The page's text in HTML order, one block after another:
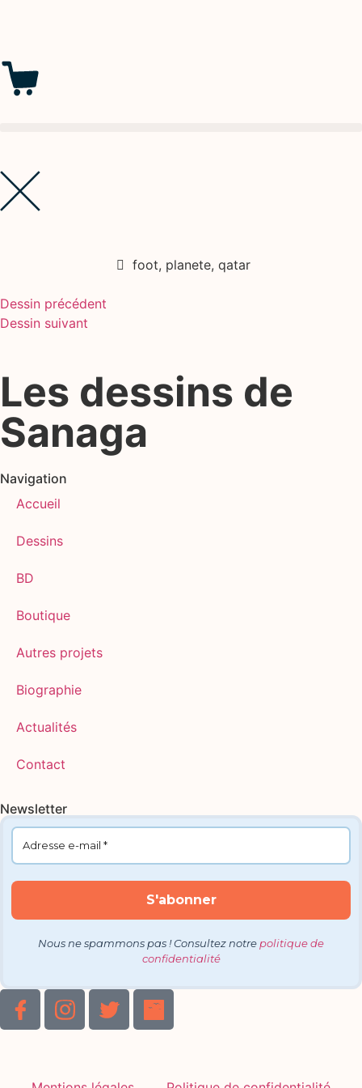
foot, planete, qatar
Dessin précédent
Dessin suivant
Les dessins de
Sanaga
Navigation
Accueil
Dessins
BD
Boutique
Autres projets
Biographie
Actualités
Contact
Newsletter
Nous ne spammons pas ! Consultez notre politique de
confidentialité